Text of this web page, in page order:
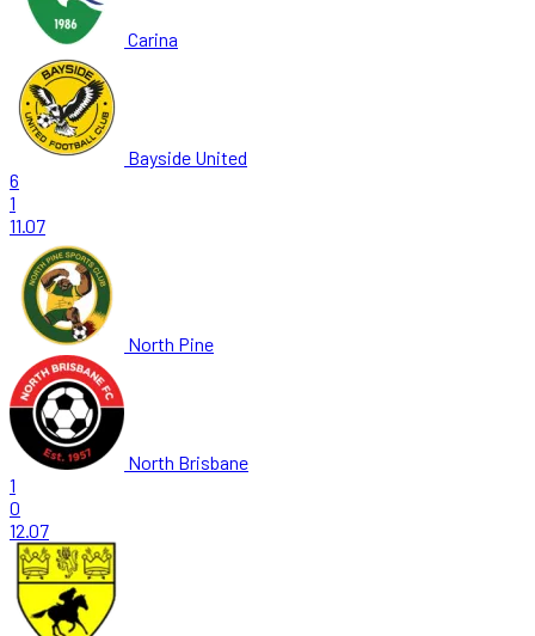
Carina
Bayside United
6
1
11.07
North Pine
North Brisbane
1
0
12.07